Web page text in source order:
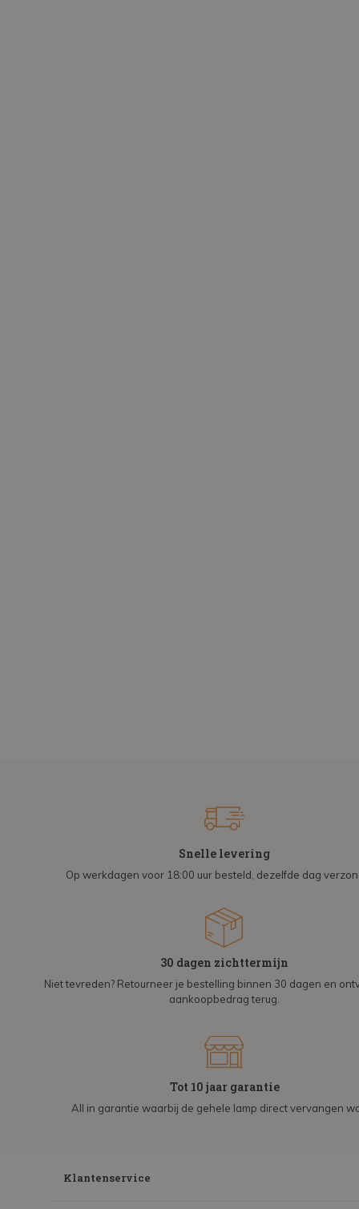
Snelle levering
Op werkdagen voor 18:00 uur besteld, dezelfde dag
30 dagen zichttermijn
Niet tevreden? Retourneer je bestelling binnen 30 dagen en
aankoopbedrag terug.
Tot 10 jaar garantie
All in garantie waarbij de gehele lamp direct vervangen
Klantenservice